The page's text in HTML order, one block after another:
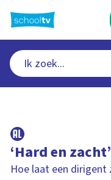
naar
hoofdinhoud
‘Hard en
Hoe laat een